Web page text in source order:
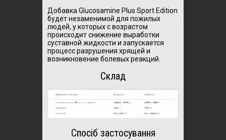
Добавка Glucosamine Plus Sport Edition
будет незаменимой для пожилых
людей, у которых с возрастом
происходит снижение выработки
суставной жидкости и запускается
процесс разрушения хрящей и
возникновение болевых реакций.
Склад
Спосіб застосування